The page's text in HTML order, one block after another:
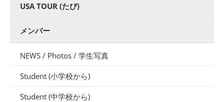
USA TOUR (たび)
メンバー
NEWS / Photos / 学生写真
Student (小学校から)
Student (中学校から)